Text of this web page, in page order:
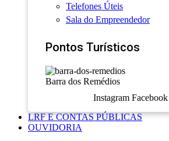
Telefones Úteis
Sala do Empreendedor
Pontos Turísticos
Barra dos Remédios
Instagram Facebook
LRF E CONTAS PÚBLICAS
OUVIDORIA